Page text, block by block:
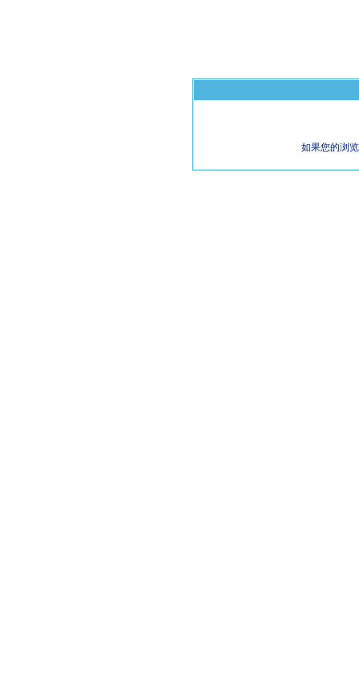
如果您的浏